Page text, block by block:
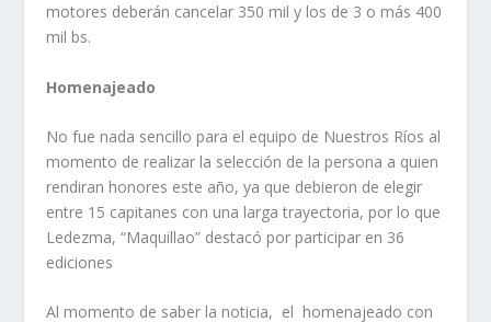
motores deberán cancelar 350 mil y los de 3 o más 400
mil bs.
Homenajeado
No fue nada sencillo para el equipo de Nuestros Ríos al
momento de realizar la selección de la persona a quien
rendiran honores este año, ya que debieron de elegir
entre 15 capitanes con una larga trayectoria, por lo que
Ledezma, “Maquillao” destacó por participar en 36
ediciones
Al momento de saber la noticia, el homenajeado con